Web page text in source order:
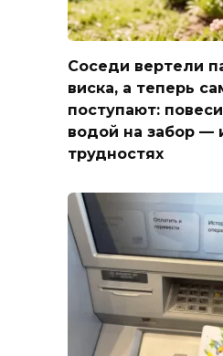
Соседи вертели
виска, а теперь
поступают:
водой на забор —
трудностях